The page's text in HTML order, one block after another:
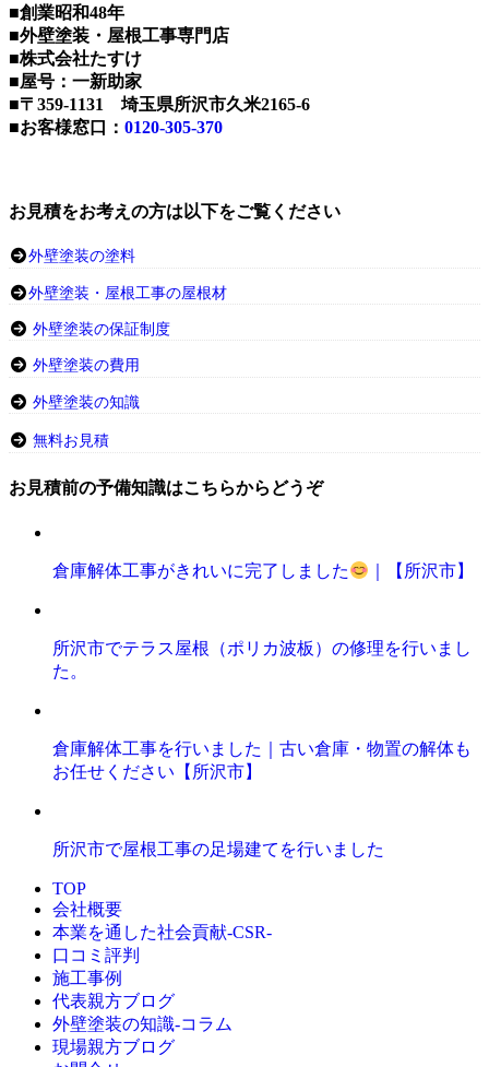
■創業昭和48年
■外壁塗装・屋根工事専門店
■株式会社たすけ
■屋号：一新助家
■〒359-1131 埼玉県所沢市久米2165-6
■お客様窓口： 0120-305-370
お見積をお考えの方は以下をご覧ください
外壁塗装の塗料
外壁塗装・屋根工事の屋根材
外壁塗装の保証制度
外壁塗装の費用
外壁塗装の知識
無料お見積
お見積前の予備知識はこちらからどうぞ
倉庫解体工事がきれいに完了しました ｜【所沢市】
所沢市でテラス屋根（ポリカ波板）の修理を行いまし
た。
倉庫解体工事を行いました｜古い倉庫・物置の解体も
お任せください【所沢市】
所沢市で屋根工事の足場建てを行いました
TOP
会社概要
本業を通した社会貢献-CSR-
口コミ評判
施工事例
代表親方ブログ
外壁塗装の知識‐コラム
現場親方ブログ